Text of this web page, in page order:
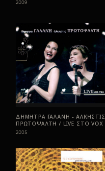
2009
ΔΗΜΗΤΡΑ ΓΑΛΑΝΗ - ΑΛΚΗΣΤΙΣ
ΠΡΩΤΟΨΑΛΤΗ / LIVE ΣTO VOX
2005